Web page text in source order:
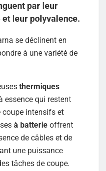
par leur
leur polyvalence.
se déclinent en
à une variété de
thermiques
essence qui restent
coupe intensifs et
à batterie offrent
de câbles et de
une puissance
tâches de coupe.